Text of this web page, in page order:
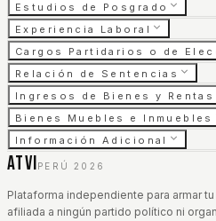
Estudios de Posgrado
Experiencia Laboral
Cargos Partidarios o de
Relación de Sentencias
Ingresos de Bienes y Rentas
Bienes Muebles e Inmuebles
Información Adicional
ATVI PERÚ 2026
Plataforma independiente para armar
afiliada a ningún partido político ni